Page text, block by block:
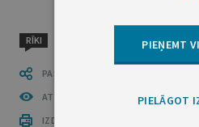
RĪKI
PASTĀSTI CITIEM
ATVĒRT PUBLIKĀCIJU (PDF)
IZDRUKĀT PUBLIKĀCIJU
PIEŅEMT
PIELĀGOT